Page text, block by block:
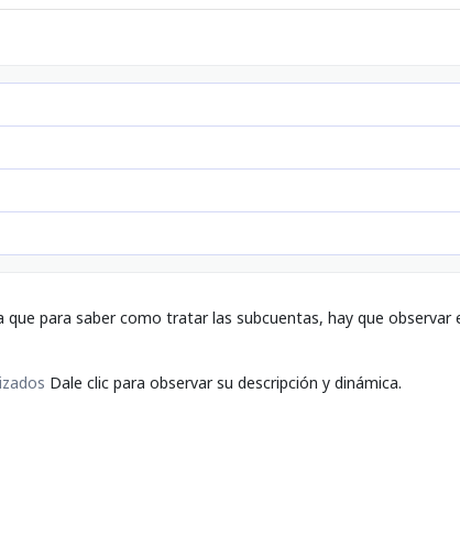
para saber como tratar las subcuentas, hay que observar
Dale clic para observar su descripción y dinámica.